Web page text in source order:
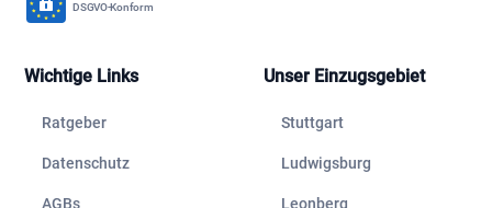
DSGVO-Konform
Wichtige Links
Ratgeber
Datenschutz
AGBs
Unser Einzugsgebiet
Stuttgart
Ludwigsburg
Leonberg